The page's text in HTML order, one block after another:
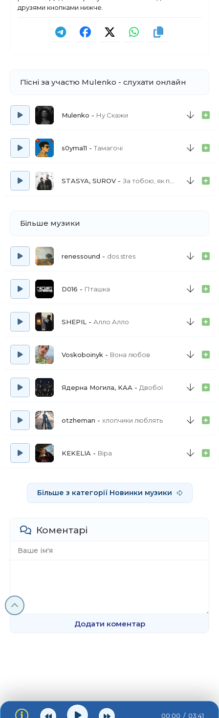
друзями кнопками нижче.
Пісні за участю Mulenko - слухати онлайн
Mulenko Ну Скажи
s0yma11 Тамагочі
STASYA, SUROV За тобою, як птах
Більше музики
renessound dos stres
D016 Пташка
SHEPIL Алло Алло
Voskoboinyk Вона любов
Ядерна Могила, KAA Двобої
otzheman хлопчики люблять
KEKELIA Віра
Більше з категорії Новинки музики
Коментарі
Додати коментар
00:00 03:41